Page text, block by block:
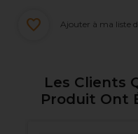
Ajouter à ma liste
Les Clients
Produit Ont